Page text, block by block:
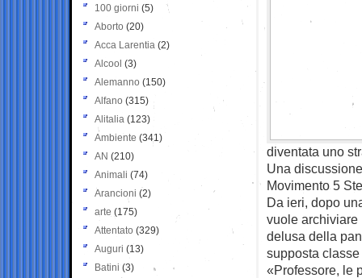
diventata uno
Una
Movimento 5
Da ieri, dopo
vuole archiviare
delusa della
supposta
«Professore, le
100 giorni (5)
Aborto (20)
Acca Larentia (2)
Alcool (3)
Alemanno (150)
Alfano (315)
Alitalia (123)
Ambiente (341)
AN (210)
Animali (74)
Arancioni (2)
arte (175)
Attentato (329)
Auguri (13)
Batini (3)